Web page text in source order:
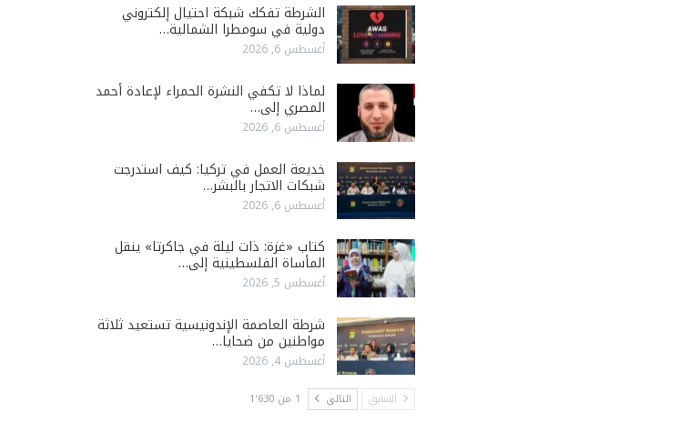
الشرطة تفكك شبكة احتيال إلكتروني
دولية في سومطرا الشمالية…
أغسطس 6, 2026
لماذا لا تكفي النشرة الحمراء لإعادة أحمد
المصري إلى…
أغسطس 6, 2026
خديعة العمل في تركيا: كيف استدرجت
شبكات الاتجار بالبشر…
أغسطس 6, 2026
كتاب «غزة: ذات ليلة في جاكرتا» ينقل
المأساة الفلسطينية إلى…
أغسطس 5, 2026
شرطة العاصمة الإندونيسية تستعيد ثلاثة
مواطنين من ضحايا…
أغسطس 4, 2026
السابق التالي 1 من 1٬630